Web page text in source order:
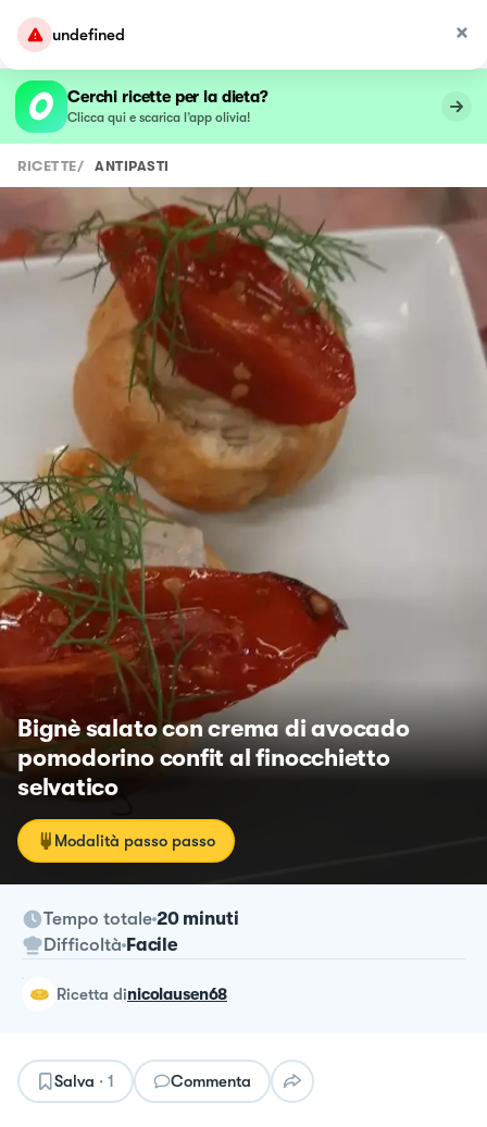
undefined
Cerchi ricette per la dieta?
Clicca qui e scarica l’app olivia!
RICETTE/ ANTIPASTI
Bignè salato con crema di avocado
pomodorino confit al finocchietto
selvatico
Modalità passo passo
Tempo totale 20 minuti
Difficoltà Facile
ricetta dinicolausen68
Salva · 1 Commenta